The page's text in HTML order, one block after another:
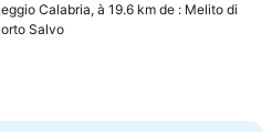
Calabria, à 19.6 km de : Melito di
Salvo